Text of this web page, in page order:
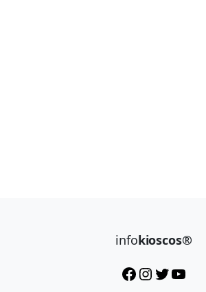
infokioscos®
Facebook InstagramTwitter YouTube